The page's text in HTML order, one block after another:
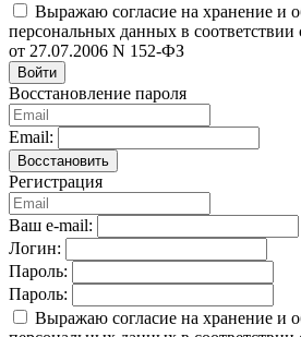
Выражаю согласие на хранение и
персональных данных в
от 27.07.2006 N 152-ФЗ
Войти
Восстановление пароля
Email:
Восстановить
Регистрация
Ваш e-mail:
Логин:
Пароль:
Пароль:
Выражаю согласие на хранение и